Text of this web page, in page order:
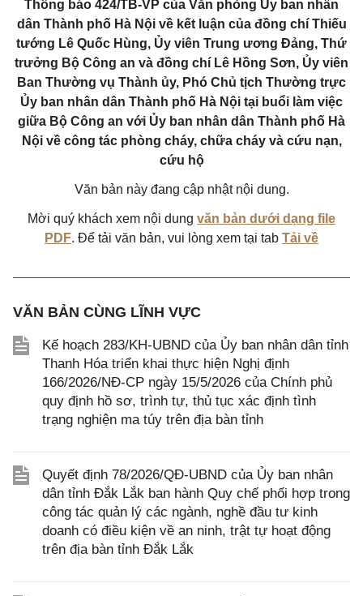
Thông báo 424/TB-VP của Văn phòng Ủy ban nhân
dân Thành phố Hà Nội về kết luận của đồng chí Thiếu
tướng Lê Quốc Hùng, Ủy viên Trung ương Đảng, Thứ
trưởng Bộ Công an và đồng chí Lê Hồng Sơn, Ủy viên
Ban Thường vụ Thành ủy, Phó Chủ tịch Thường trực
Ủy ban nhân dân Thành phố Hà Nội tại buổi làm việc
giữa Bộ Công an với Ủy ban nhân dân Thành phố Hà
Nội về công tác phòng cháy, chữa cháy và cứu nạn,
cứu hộ
Văn bản này đang cập nhật nội dung.
Mời quý khách xem nội dung văn bản dưới dạng file
PDF. Để tải văn bản, vui lòng xem tại tab Tải về
VĂN BẢN CÙNG LĨNH VỰC
Kế hoạch 283/KH-UBND của Ủy ban nhân dân tỉnh
Thanh Hóa triển khai thực hiện Nghị định
166/2026/NĐ-CP ngày 15/5/2026 của Chính phủ
quy định hồ sơ, trình tự, thủ tục xác định tình
trạng nghiện ma túy trên địa bàn tỉnh
Quyết định 78/2026/QĐ-UBND của Ủy ban nhân
dân tỉnh Đắk Lắk ban hành Quy chế phối hợp trong
công tác quản lý các ngành, nghề đầu tư kinh
doanh có điều kiện về an ninh, trật tự hoạt động
trên địa bàn tỉnh Đắk Lắk